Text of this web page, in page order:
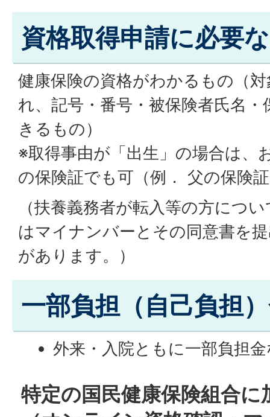
資格取得申請に必要
健康保険の資格がわかるもの（
れ、記号・番号・被保険者氏名
きるもの）
※取得事由が「出生」の場合は、
の保険証でも可（例． 父の保険
（扶養義務者が転入等の方につ
はマイナンバーとその同意書を
があります。）
一部負担（自己負担
外来・入院ともに一部負担
特定の国民健康保険組合に